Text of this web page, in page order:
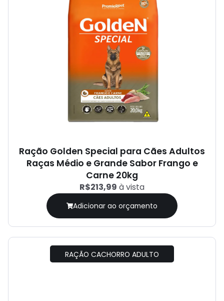
Ração Golden Special para Cães Adultos
Raças Médio e Grande Sabor Frango e
Carne 20kg
R$213,99 à vista
Adicionar ao orçamento
RAÇÃO CACHORRO ADULTO